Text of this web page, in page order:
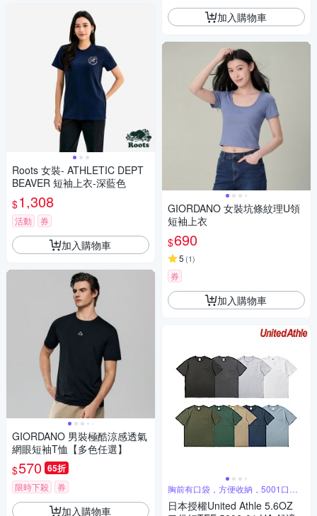
Roots 女裝- ATHLETIC DEPT
BEAVER 短袖上衣-深藍色
$1,308
活動 券
加入購物車
GIORDANO 男裝極酷涼感透氣
網眼短袖T恤【多色任選】
$570 65折
限時下殺 券
加入購物車
加入購物車
GIORDANO 女裝坑條紋理U領
短袖上衣
$690
5 (1)
券
加入購物車
胸前有口袋，方便收納，5001口袋
款式
日本授權United Athle 5.6OZ